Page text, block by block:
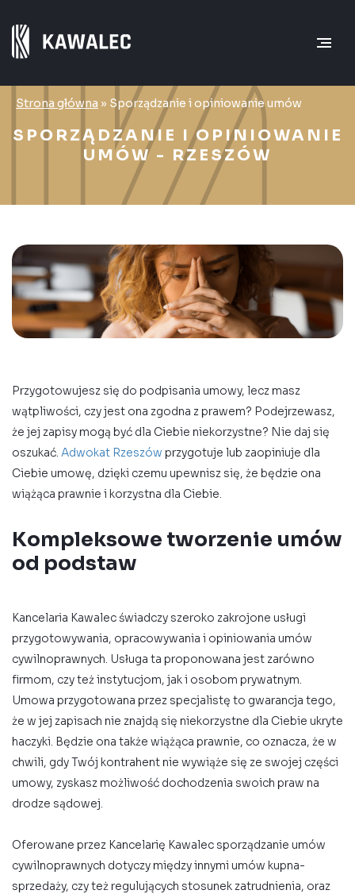
Strona główna » Sporządzanie i opiniowanie umów
SPORZĄDZANIE I OPINIOWANIE
UMÓW - RZESZÓW
Przygotowujesz się do podpisania umowy, lecz masz
wątpliwości, czy jest ona zgodna z prawem? Podejrzewasz,
że jej zapisy mogą być dla Ciebie niekorzystne? Nie daj się
oszukać. Adwokat Rzeszów przygotuje lub zaopiniuje dla
Ciebie umowę, dzięki czemu upewnisz się, że będzie ona
wiążąca prawnie i korzystna dla Ciebie.
Kompleksowe tworzenie umów
od podstaw
Kancelaria Kawalec świadczy szeroko zakrojone usługi
przygotowywania, opracowywania i opiniowania umów
cywilnoprawnych. Usługa ta proponowana jest zarówno
firmom, czy też instytucjom, jak i osobom prywatnym.
Umowa przygotowana przez specjalistę to gwarancja tego,
że w jej zapisach nie znajdą się niekorzystne dla Ciebie ukryte
haczyki. Będzie ona także wiążąca prawnie, co oznacza, że w
chwili, gdy Twój kontrahent nie wywiąże się ze swojej części
umowy, zyskasz możliwość dochodzenia swoich praw na
drodze sądowej.
Oferowane przez Kancelarię Kawalec sporządzanie umów
cywilnoprawnych dotyczy między innymi umów kupna-
sprzedaży, czy też regulujących stosunek zatrudnienia, oraz